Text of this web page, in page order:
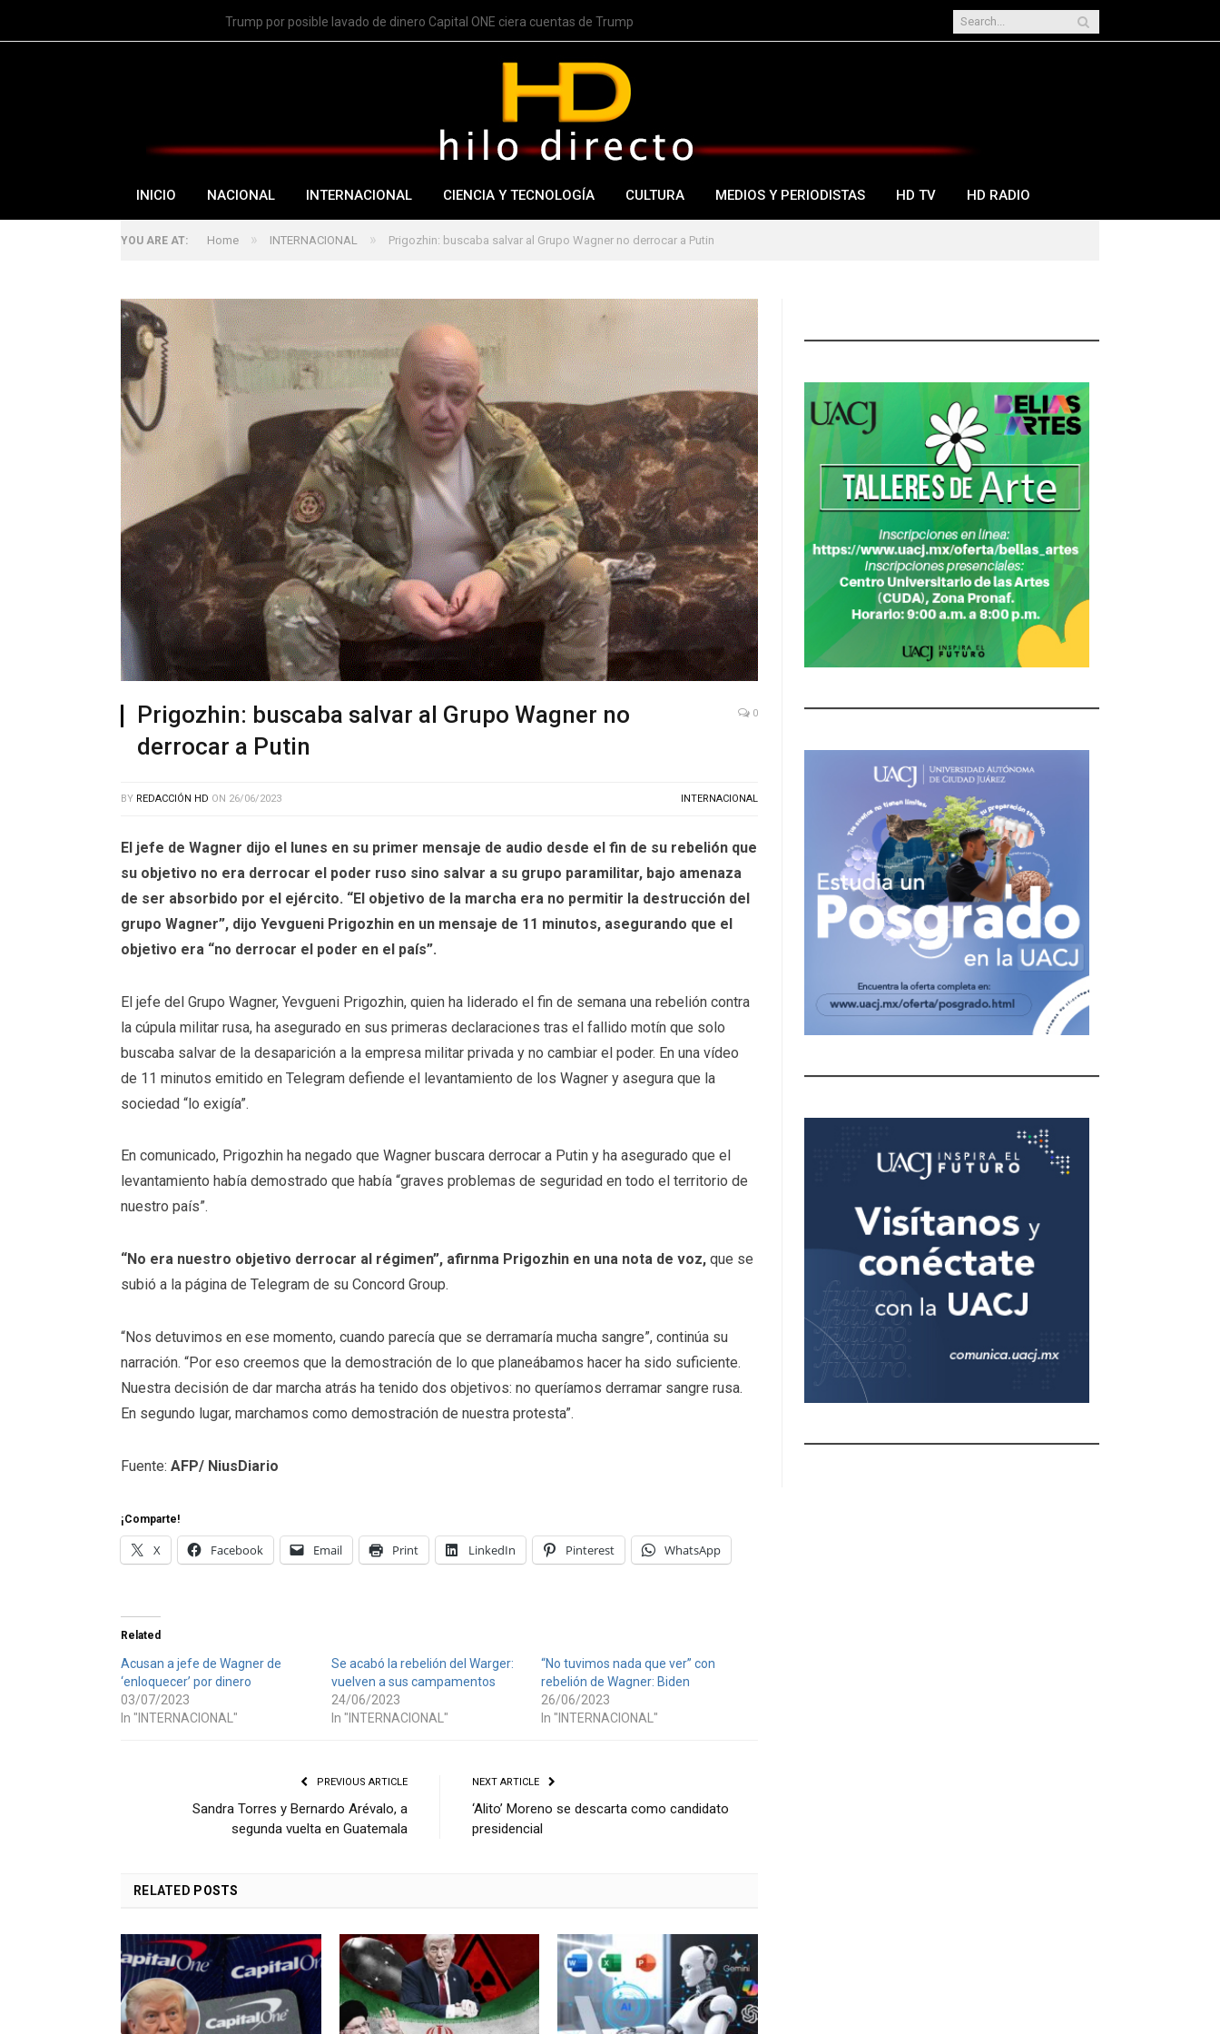
Trump por posible lavado de dinero Capital ONE ciera cuentas de Trump
INICIO NACIONAL INTERNACIONAL CIENCIA Y TECNOLOGÍA CULTURA MEDIOS Y PERIODISTAS HD TV HD RADIO
YOU ARE AT: Home » INTERNACIONAL » Prigozhin: buscaba salvar al Grupo Wagner no derrocar a Putin
Prigozhin: buscaba salvar al Grupo Wagner no
derrocar a Putin
0
BY REDACCIÓN HD ON 26/06/2023 INTERNACIONAL
El jefe de Wagner dijo el lunes en su primer mensaje de audio desde el fin de su rebelión que
su objetivo no era derrocar el poder ruso sino salvar a su grupo paramilitar, bajo amenaza
de ser absorbido por el ejército. “El objetivo de la marcha era no permitir la destrucción del
grupo Wagner”, dijo Yevgueni Prigozhin en un mensaje de 11 minutos, asegurando que el
objetivo era “no derrocar el poder en el país”.
El jefe del Grupo Wagner, Yevgueni Prigozhin, quien ha liderado el fin de semana una rebelión contra
la cúpula militar rusa, ha asegurado en sus primeras declaraciones tras el fallido motín que solo
buscaba salvar de la desaparición a la empresa militar privada y no cambiar el poder. En una vídeo
de 11 minutos emitido en Telegram defiende el levantamiento de los Wagner y asegura que la
sociedad “lo exigía”.
En comunicado, Prigozhin ha negado que Wagner buscara derrocar a Putin y ha asegurado que el
levantamiento había demostrado que había “graves problemas de seguridad en todo el territorio de
nuestro país”.
“No era nuestro objetivo derrocar al régimen”, afirnma Prigozhin en una nota de voz, que se
subió a la página de Telegram de su Concord Group.
“Nos detuvimos en ese momento, cuando parecía que se derramaría mucha sangre”, continúa su
narración. “Por eso creemos que la demostración de lo que planeábamos hacer ha sido suficiente.
Nuestra decisión de dar marcha atrás ha tenido dos objetivos: no queríamos derramar sangre rusa.
En segundo lugar, marchamos como demostración de nuestra protesta”.
Fuente: AFP/ NiusDiario
¡Comparte!
X Facebook Email Print LinkedIn Pinterest WhatsApp
Related
Acusan a jefe de Wagner de
‘enloquecer’ por dinero
03/07/2023
In "INTERNACIONAL"
Se acabó la rebelión del Warger:
vuelven a sus campamentos
24/06/2023
In "INTERNACIONAL"
“No tuvimos nada que ver” con
rebelión de Wagner: Biden
26/06/2023
In "INTERNACIONAL"
PREVIOUS ARTICLE
Sandra Torres y Bernardo Arévalo, a
segunda vuelta en Guatemala
NEXT ARTICLE
‘Alito’ Moreno se descarta como candidato
presidencial
RELATED POSTS